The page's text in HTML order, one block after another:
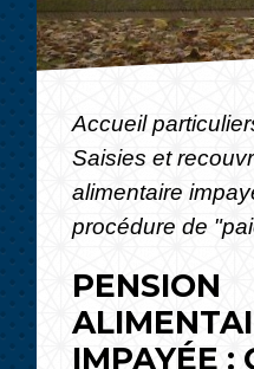
Accueil
Saisies et
alimentaire
procédure de
PENSION
IMPAYÉE :